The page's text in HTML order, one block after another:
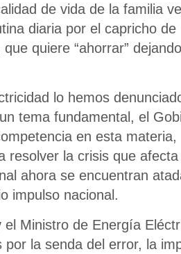
de vida de la familia
diaria por el capricho
quiere “ahorrar”
lo hemos
tema fundamental, el
en esta
resolver la crisis que
ahora se encuentran
impulso nacional.
el Ministro de Energía
por la senda del error, la